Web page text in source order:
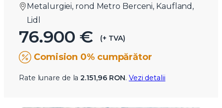
Metalurgiei, rond Metro Berceni, Kaufland,
Lidl
76.900 € (+ TVA)
Comision 0% cumpărător
Rate lunare de la2.151,96 RON. Vezi detalii